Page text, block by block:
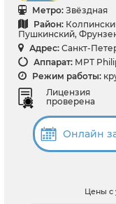
Метро: Звёздная
Район:
Пушкинский,
Адрес: Санкт-
Аппарат: МРТ
Режим работы:
Лицензия
проверена
Онлайн
Цены с